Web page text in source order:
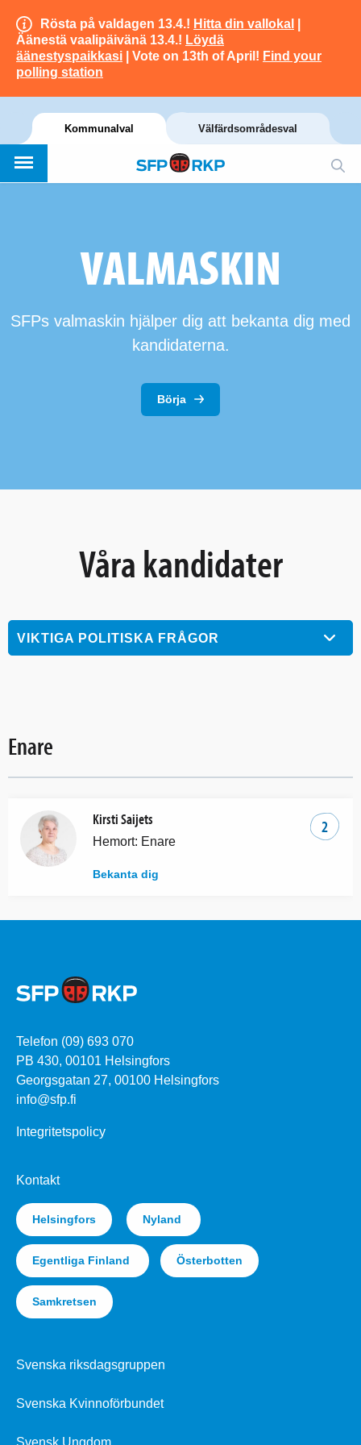
Rösta på valdagen 13.4.! Hitta din vallokal
Äänestä vaalipäivänä 13.4.! Löydä
äänestyspaikkasi | Vote on 13th of April! Find your
polling station
Kommunalval Välfärdsområdesval
VALMASKIN
SFPs valmaskin hjälper dig att bekanta dig med
kandidaterna.
Börja
Våra kandidater
VIKTIGA POLITISKA FRÅGOR
Enare
2
Kirsti Saijets
Hemort: Enare
Bekanta dig
Telefon (09) 693 070
PB 430, 00101 Helsingfors
Georgsgatan 27, 00100 Helsingfors
info@sfp.fi
Integritetspolicy
Kontakt
Helsingfors Nyland
Egentliga Finland Österbotten
Samkretsen
Svenska riksdagsgruppen
Svenska Kvinnoförbundet
Svensk Ungdom